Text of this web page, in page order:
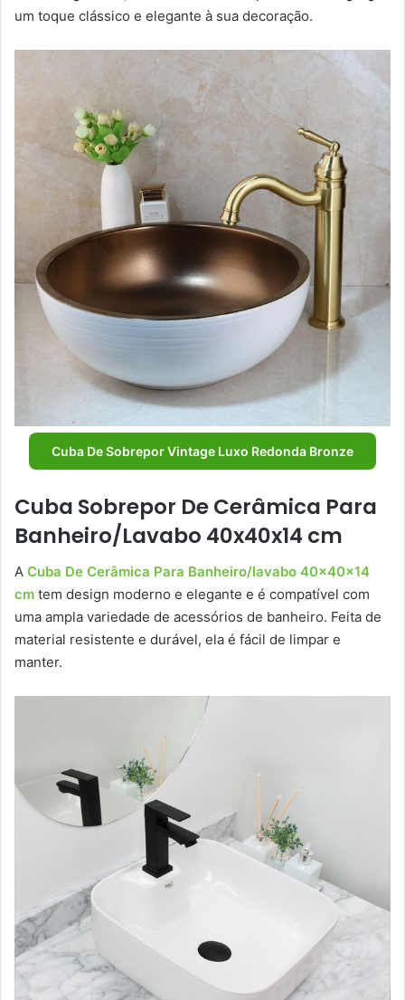
um toque clássico e elegante à sua decoração.
Cuba De Sobrepor Vintage Luxo Redonda Bronze
Cuba Sobrepor De Cerâmica Para
Banheiro/Lavabo 40x40x14 cm
A Cuba De Cerâmica Para Banheiro/lavabo 40x40x14
cm tem design moderno e elegante e é compatível com
uma ampla variedade de acessórios de banheiro. Feita de
material resistente e durável, ela é fácil de limpar e
manter.